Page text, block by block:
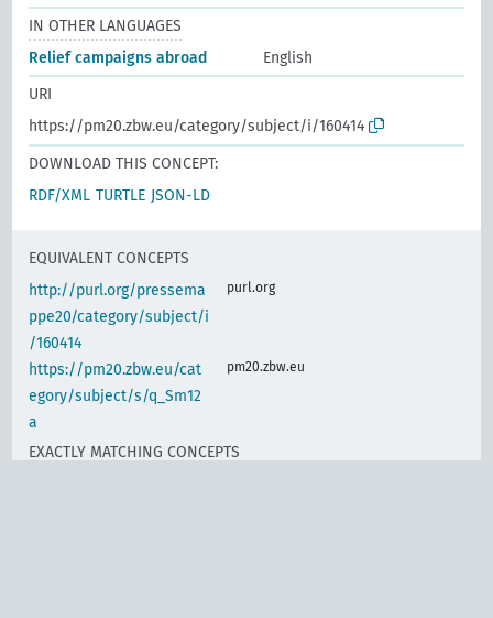
IN OTHER LANGUAGES
Relief campaigns abroad
English
URI
https://pm20.zbw.eu/category/subject/i/160414
DOWNLOAD THIS CONCEPT:
RDF/XML TURTLE JSON-LD
EQUIVALENT CONCEPTS
http://purl.org/pressema
ppe20/category/subject/i
/160414
purl.org
https://pm20.zbw.eu/cat
egory/subject/s/q_Sm12
a
pm20.zbw.eu
EXACTLY MATCHING CONCEPTS